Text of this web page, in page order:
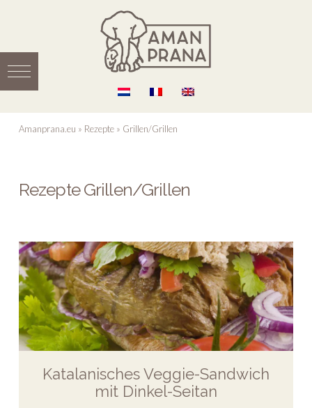
Amanprana.eu » Rezepte» Grillen/Grillen
Rezepte Grillen/Grillen
Katalanisches Veggie-Sandwich
mit Dinkel-Seitan